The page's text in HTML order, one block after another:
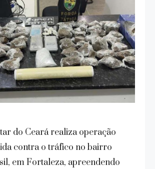
do Ceará realiza operação
contra o tráfico no bairro
em Fortaleza, apreendendo